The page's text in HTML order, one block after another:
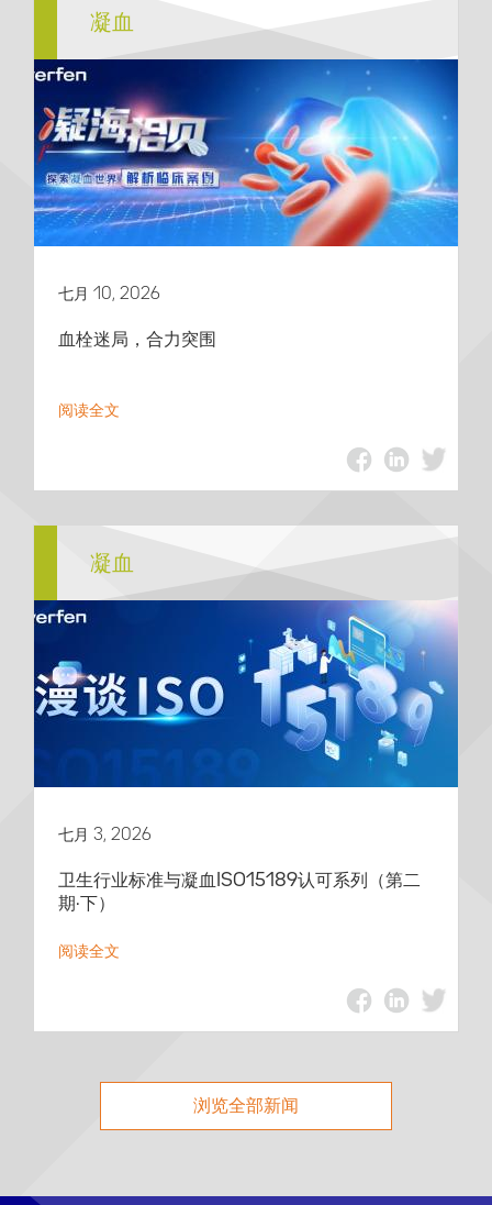
凝血
七月 10, 2026
血栓迷局，合力突围
阅读全文
凝血
七月 3, 2026
卫生行业标准与凝血ISO15189认可系列（第二
期·下）
阅读全文
浏览全部新闻